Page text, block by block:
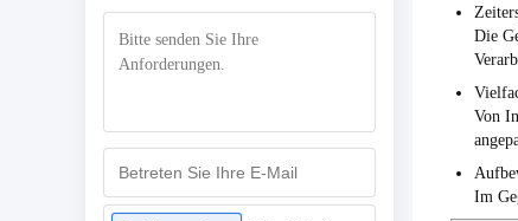
Die
Von
Im